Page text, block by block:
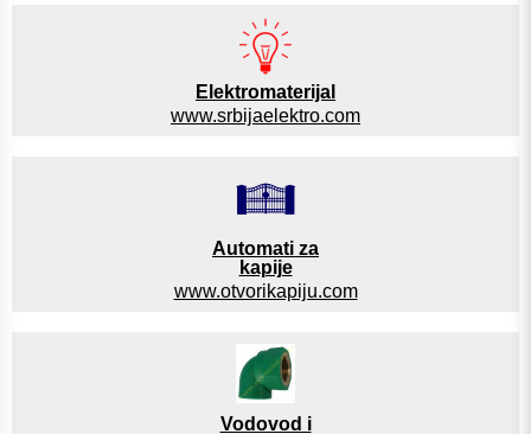
Elektromaterijal
www.srbijaelektro.com
Automati za
kapije
www.otvorikapiju.com
Vodovod i